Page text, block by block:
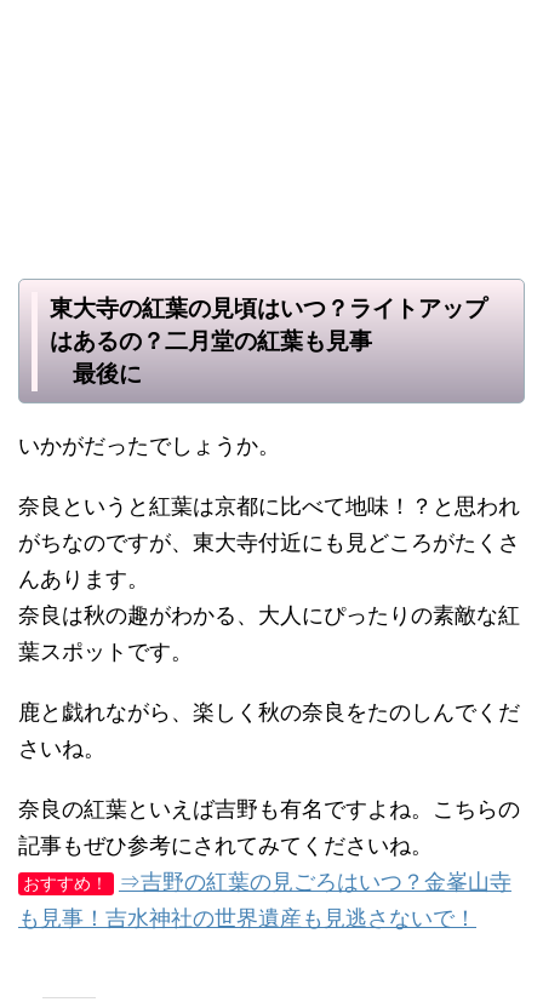
東大寺の紅葉の見頃はいつ？ライトアップ
はあるの？二月堂の紅葉も見事
最後に
いかがだったでしょうか。
奈良というと紅葉は京都に比べて地味！？と思われ
がちなのですが、東大寺付近にも見どころがたくさ
んあります。
奈良は秋の趣がわかる、大人にぴったりの素敵な紅
葉スポットです。
鹿と戯れながら、楽しく秋の奈良をたのしんでくだ
さいね。
奈良の紅葉といえば吉野も有名ですよね。こちらの
記事もぜひ参考にされてみてくださいね。
おすすめ！
⇒吉野の紅葉の見ごろはいつ？金峯山寺
も見事！吉水神社の世界遺産も見逃さないで！